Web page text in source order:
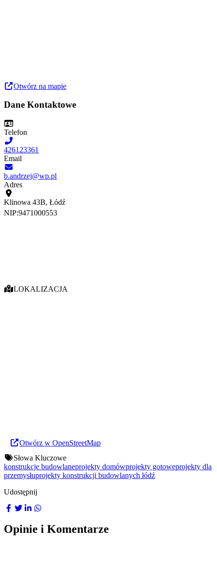
Otwórz na mapie
Dane Kontaktowe
Telefon
426123361
Email
b.andrzej@wp.pl
Adres
Klinowa 43B, Łódź
NIP:9471000553
LOKALIZACJA
Otwórz w OpenStreetMap
Słowa Kluczowe
konstrukcje budowlaneprojekty domówprojekty gotoweprojekty dla
przemysłuprojekty konstrukcji budowlanych łódź
Udostępnij
Opinie i Komentarze